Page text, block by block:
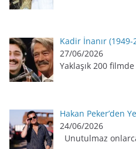
Kadir İnanır (1949-
27/06/2026
Yaklaşık 200
Hakan Peker’den
24/06/2026
Unutulmaz